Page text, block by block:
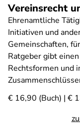
Vereinsrecht
Ehrenamtliche
Initiativen und
Gemeinschaften,
Ratgeber gibt
Rechtsformen und
€ 16,90 (Buch) | €